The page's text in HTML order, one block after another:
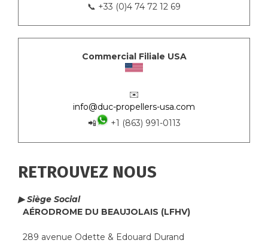
📞 +33 (0)4 74 72 12 69
Commercial Filiale USA
✉️
info@duc-propellers-usa.com
📲
+1 (863) 991-0113
RETROUVEZ NOUS
▶ Siège Social
AÉRODROME DU BEAUJOLAIS (LFHV)
289 avenue Odette & Edouard Durand